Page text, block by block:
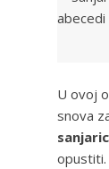
U ovoj
snova
opustiti.